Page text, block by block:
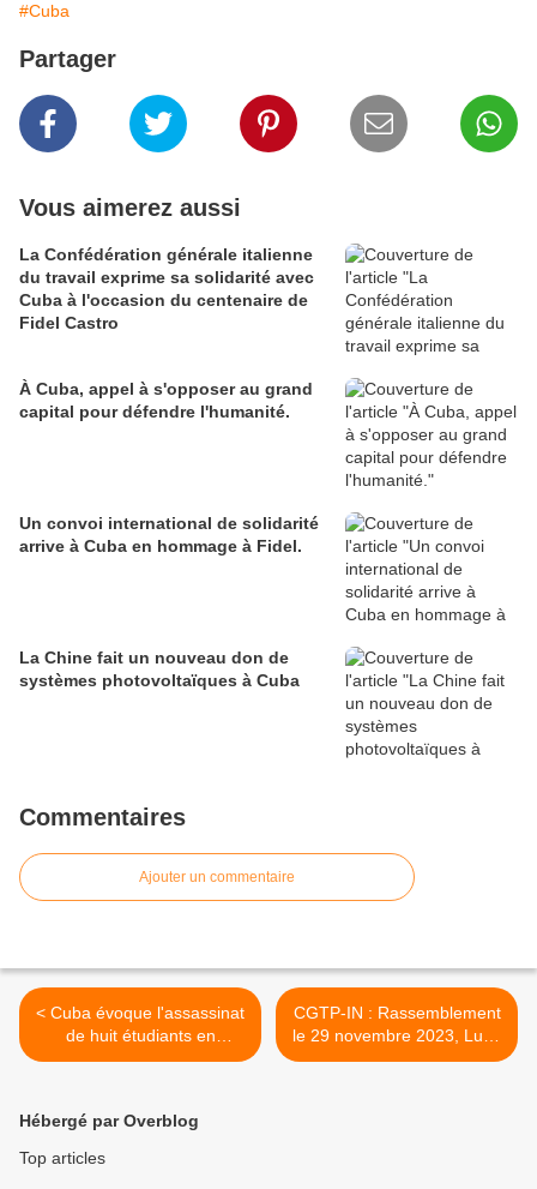
#Cuba
Partager
Vous aimerez aussi
La Confédération générale italienne
du travail exprime sa solidarité avec
Cuba à l'occasion du centenaire de
Fidel Castro
À Cuba, appel à s'opposer au grand
capital pour défendre l'humanité.
Un convoi international de solidarité
arrive à Cuba en hommage à Fidel.
La Chine fait un nouveau don de
systèmes photovoltaïques à Cuba
Commentaires
Ajouter un commentaire
< Cuba évoque l'assassinat
de huit étudiants en
médecine en 1871
CGTP-IN : Rassemblement
le 29 novembre 2023, Lutte
générale pour les salaires >
Hébergé par Overblog
Top articles